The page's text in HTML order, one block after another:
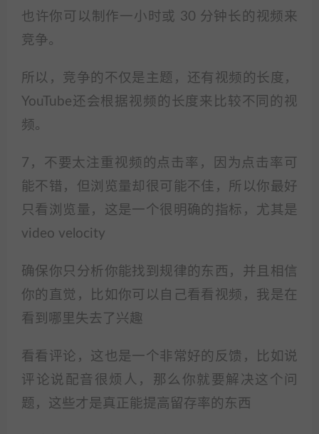
也许你可以制作一小时或 30 分钟长的视频来
竞争。
所以，竞争的不仅是主题，还有视频的长度，
YouTube还会根据视频的长度来比较不同的视
频。
7，不要太注重视频的点击率，因为点击率可
能不错，但浏览量却很可能不佳，所以你最好
只看浏览量，这是一个很明确的指标，尤其是
video velocity
确保你只分析你能找到规律的东西，并且相信
你的直觉，比如你可以自己看看视频，我是在
看到哪里失去了兴趣
看看评论，这也是一个非常好的反馈，比如说
评论说配音很烦人，那么你就要解决这个问
题，这些才是真正能提高留存率的东西